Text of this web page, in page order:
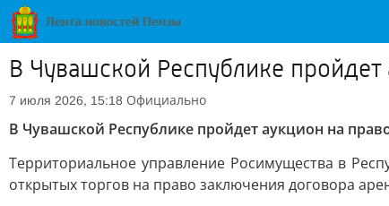
В Чувашской Республике
7 июля 2026, 15:18 Официально
В Чувашской Республике пройдет аукцион на
Территориальное управление Росимущества в
открытых торгов на право заключения договора